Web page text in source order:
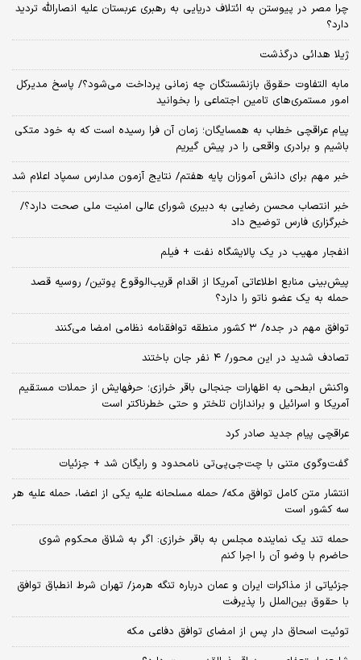
چرا مصر در پیوستن به ائتلاف دریایی به رهبری عربستان علیه انصارالله تردید
دارد؟
ژیلا هدائی درگذشت
مابه التفاوت حقوق بازنشستگان چه زمانی پرداخت می‌شود؟/ پاسخ مدیرکل
امور مستمری‌های تامین اجتماعی را بخوانید
پیام عراقچی خطاب به همسایگان؛ زمان آن فرا رسیده است که به خود متکی
باشیم و برادری واقعی را در پیش گیریم
خبر مهم برای دانش آموزان پایه هفتم/ نتایج آزمون مدارس سمپاد اعلام شد
خبر انتصاب محسن رضایی به دبیری شورای عالی امنیت ملی صحت دارد؟/
خبرگزاری فارس توضیح داد
انفجار مهیب در یک پالایشگاه نفت + فیلم
پیش‌بینی منابع اطلاعاتی آمریکا از اقدام قریب‌الوقوع پوتین/ روسیه قصد
حمله به یک عضو ناتو را دارد؟
توافق مهم در جده/ ۳ کشور منطقه توافقنامه نظامی امضا می‌کنند
تصادف شدید در این محور/ ۴ نفر جان باختند
واکنش ابطحی به اظهارات جنجالی باقر خرازی؛ حرفهایش از حملات مستقیم
آمریکا و اسرائیل و براندازان تلختر و حتی خطرناکتر است
عراقچی پیام جدید صادر کرد
گفت‌وگوی متنی با چت‌جی‌پی‌تی نامحدود و رایگان شد + جزئیات
انتشار متن کامل توافق مکه/ حمله مسلحانه علیه یکی از اعضا، حمله علیه هر
سه کشور است
حمله تند یک نماینده مجلس به باقر خرازی: اگر به شلاق محکوم شوی
حاضرم با وضو آن را اجرا کنم
جزئیاتی از مذاکرات ایران و عمان درباره تنگه هرمز/ تهران شرط انطباق توافق
با حقوق بین‌الملل را پذیرفت
توئیت اسحاق دار پس از امضای توافق دفاعی مکه